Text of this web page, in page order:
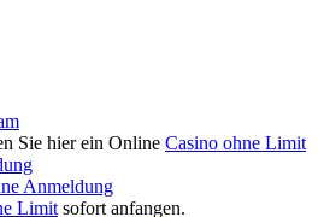
Sie hier ein Online Casino ohne Limit
Anmeldung
Limit sofort anfangen.